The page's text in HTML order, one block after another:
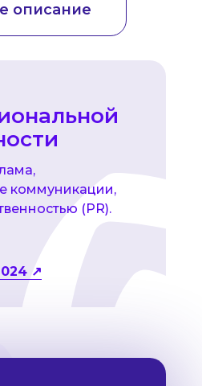
описание
↗
коммуникации,
(PR).